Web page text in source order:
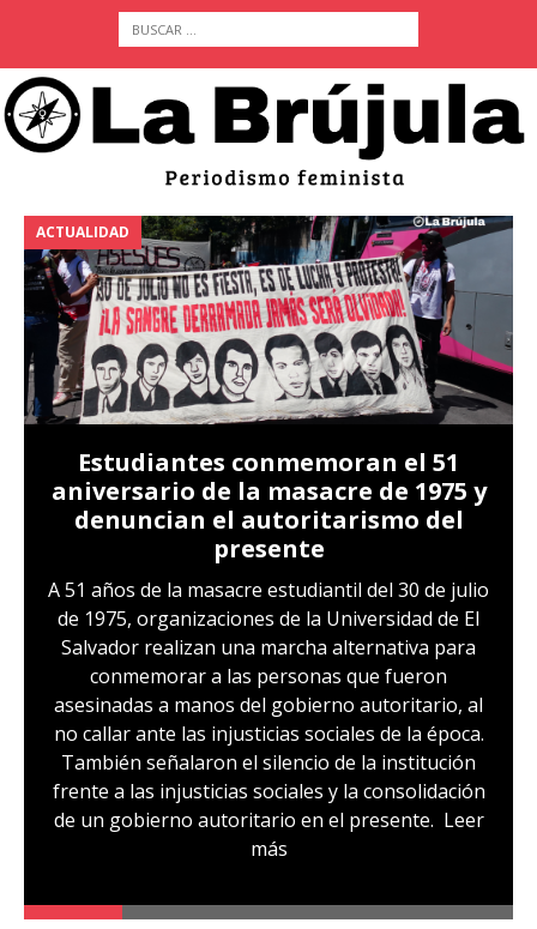
ACTUALIDAD
Estudiantes conmemoran el 51
aniversario de la masacre de 1975 y
denuncian el autoritarismo del
presente
A 51 años de la masacre estudiantil del 30 de julio
de 1975, organizaciones de la Universidad de El
Salvador realizan una marcha alternativa para
conmemorar a las personas que fueron
asesinadas a manos del gobierno autoritario, al
no callar ante las injusticias sociales de la época.
También señalaron el silencio de la institución
frente a las injusticias sociales y la consolidación
de un gobierno autoritario en el presente. Leer
más